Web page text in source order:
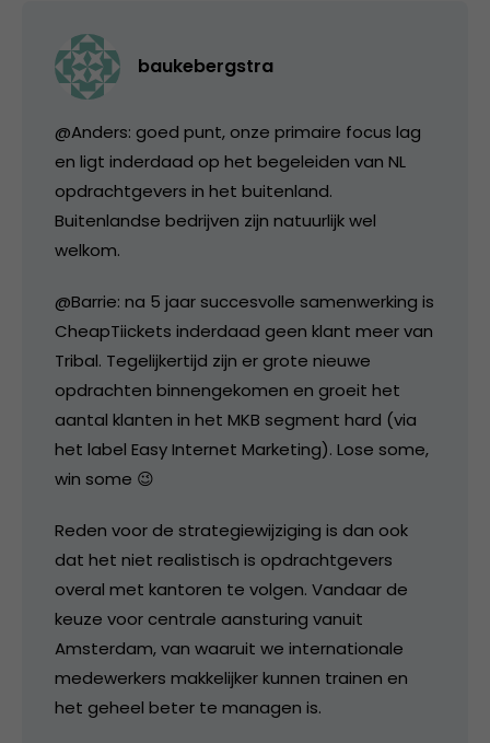
baukebergstra
@Anders: goed punt, onze primaire focus lag
en ligt inderdaad op het begeleiden van NL
opdrachtgevers in het buitenland.
Buitenlandse bedrijven zijn natuurlijk wel
welkom.
@Barrie: na 5 jaar succesvolle samenwerking is
CheapTiickets inderdaad geen klant meer van
Tribal. Tegelijkertijd zijn er grote nieuwe
opdrachten binnengekomen en groeit het
aantal klanten in het MKB segment hard (via
het label Easy Internet Marketing). Lose some,
win some 😉
Reden voor de strategiewijziging is dan ook
dat het niet realistisch is opdrachtgevers
overal met kantoren te volgen. Vandaar de
keuze voor centrale aansturing vanuit
Amsterdam, van waaruit we internationale
medewerkers makkelijker kunnen trainen en
het geheel beter te managen is.